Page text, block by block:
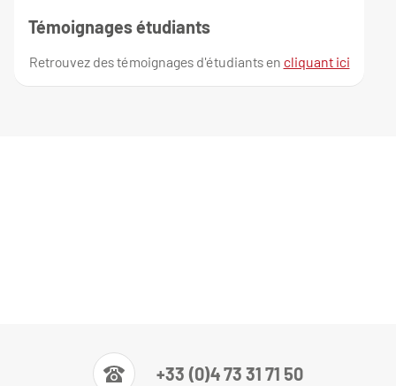
Témoignages étudiants
Retrouvez des témoignages d'étudiants en cliquant ici
+33 (0)4 73 31 71 50